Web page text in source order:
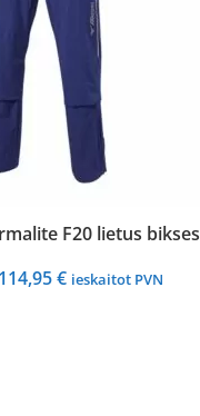
F20 lietus bikses
Original
114,95€Current
ieskaitot PVN